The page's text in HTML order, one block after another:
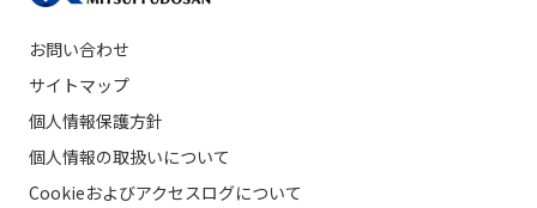
お問い合わせ
サイトマップ
個人情報保護方針
個人情報の取扱いについて
Cookieおよびアクセスログについて